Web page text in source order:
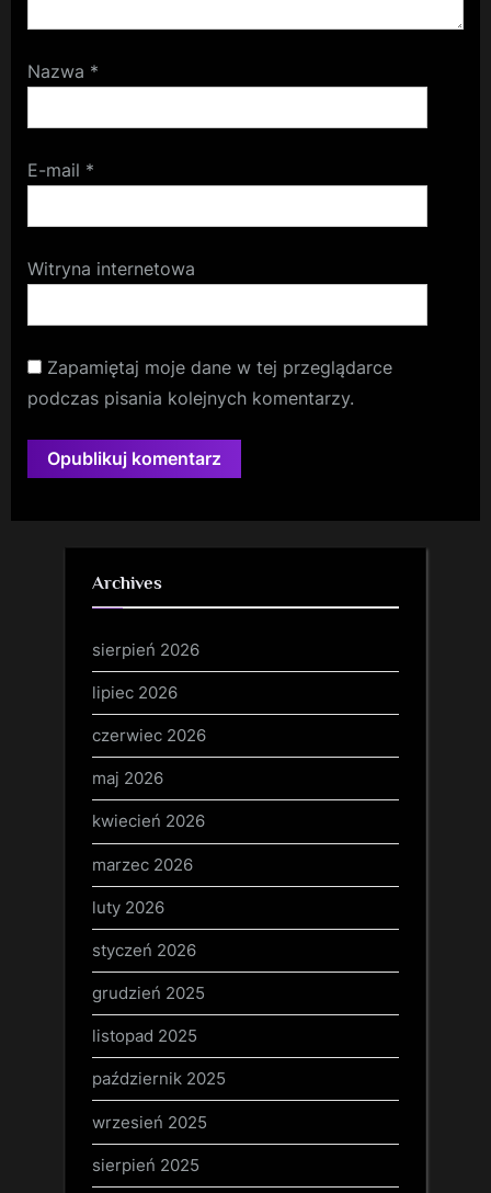
Nazwa *
E-mail *
Witryna internetowa
Zapamiętaj moje dane w tej przeglądarce
podczas pisania kolejnych komentarzy.
Archives
sierpień 2026
lipiec 2026
czerwiec 2026
maj 2026
kwiecień 2026
marzec 2026
luty 2026
styczeń 2026
grudzień 2025
listopad 2025
październik 2025
wrzesień 2025
sierpień 2025